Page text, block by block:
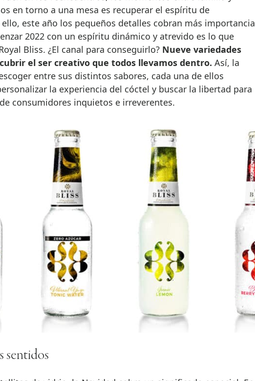
en torno a una mesa es recuperar el espíritu de
este año los pequeños detalles cobran más importancia
2022 con un espíritu dinámico y atrevido es lo que
Bliss. ¿El canal para conseguirlo? Nueve variedades
el ser creativo que todos llevamos dentro. Así, la
entre sus distintos sabores, cada una de ellos
la experiencia del cóctel y buscar la libertad para
consumidores inquietos e irreverentes.
sentidos